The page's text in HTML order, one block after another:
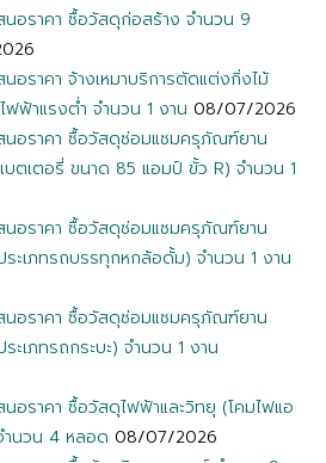
นอราคา ซื้อวัสดุก่อสร้าง จำนวน 9
นอราคา จ้างเหมาบริการตัดแต่งกิ่งไม้
ฟ้าแรงต่ำ จำนวน 1 งาน 08/07/2026
สนอราคา ซื้อวัสดุซ่อมแซมครุภัณฑ์ยาน
บตเตอรี่ ขนาด 85 แอมป์ ขั้ว R) จำนวน 1
สนอราคา ซื้อวัสดุซ่อมแซมครุภัณฑ์ยาน
ระเภทรถบรรทุกหกล้อดั้ม) จำนวน 1 งาน
สนอราคา ซื้อวัสดุซ่อมแซมครุภัณฑ์ยาน
ะเภทรถกระบะ) จำนวน 1 งาน
นอราคา ซื้อวัสดุไฟฟ้าและวิทยุ (โคมไฟแอ
นวน 4 หลอด 08/07/2026